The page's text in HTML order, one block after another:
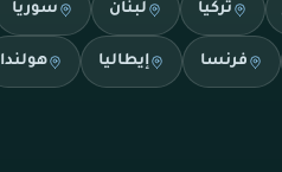
تركيا لبنان سوريا
فرنسا إيطاليا هولندا